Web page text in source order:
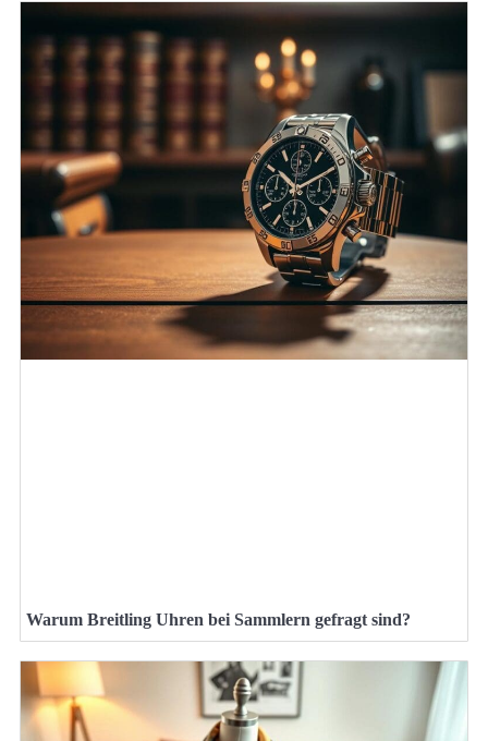
Warum Breitling Uhren bei Sammlern gefragt sind?